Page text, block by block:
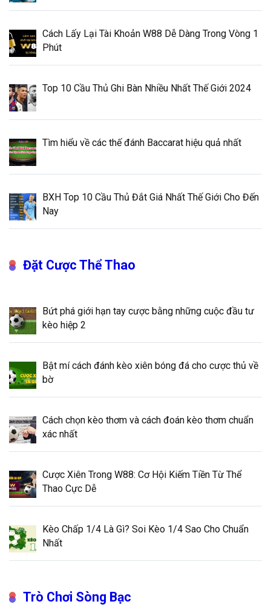
Cách Lấy Lại Tài Khoản W88 Dễ Dàng Trong Vòng 1
Phút
Top 10 Cầu Thủ Ghi Bàn Nhiều Nhất Thế Giới 2024
Tìm hiểu về các thế đánh Baccarat hiệu quả nhất
BXH Top 10 Cầu Thủ Đắt Giá Nhất Thế Giới Cho Đến
Nay
Đặt Cược Thể Thao
Bứt phá giới hạn tay cược bằng những cuộc đầu tư
kèo hiệp 2
Bật mí cách đánh kèo xiên bóng đá cho cược thủ về
bờ
Cách chọn kèo thơm và cách đoán kèo thơm chuẩn
xác nhất
Cược Xiên Trong W88: Cơ Hội Kiếm Tiền Từ Thể
Thao Cực Dễ
Kèo Chấp 1/4 Là Gì? Soi Kèo 1/4 Sao Cho Chuẩn
Nhất
Trò Chơi Sòng Bạc